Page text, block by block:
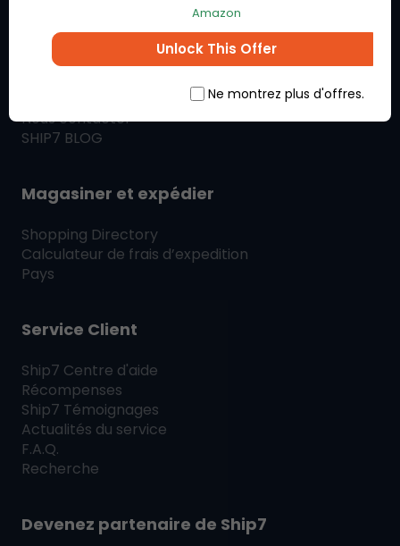
Qu'est-ce que
Ship7
Nous contacter
SHIP7 BLOG
Magasiner et expédier
Shopping Directory
Calculateur de frais d’expedition
Pays
Service Client
Ship7 Centre d'aide
Récompenses
Ship7 Témoignages
Actualités du service
F.A.Q.
Recherche
Devenez partenaire de Ship7
Amazon
Unlock This Offer
Ne montrez plus d'offres.